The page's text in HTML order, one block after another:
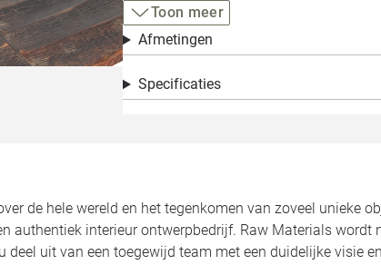
Toon meer
Afmetingen
Specificaties
de hele wereld en het tegenkomen van zoveel unieke
authentiek interieur ontwerpbedrijf. Raw Materials wordt
uit van een toegewijd team met een duidelijke visie